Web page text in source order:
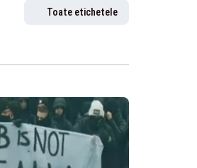
Toate etichetele